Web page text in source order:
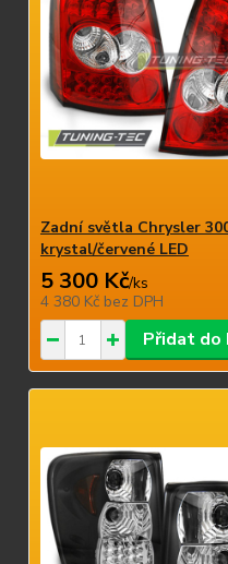
Zadní světla Chrysler
krystal/červené LED
5 300 Kč/ks
4 380 Kč bez DPH
Přidat do